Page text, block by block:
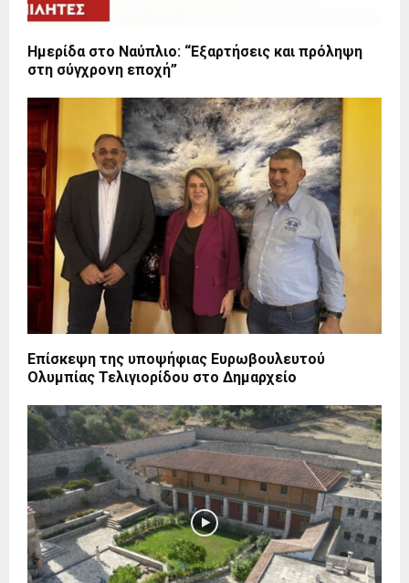
Ημερίδα στο Ναύπλιο: “Εξαρτήσεις και πρόληψη
στη σύγχρονη εποχή”
Επίσκεψη της υποψήφιας Ευρωβουλευτού
Ολυμπίας Τελιγιορίδου στο Δημαρχείο